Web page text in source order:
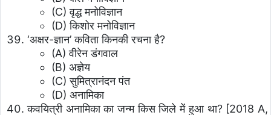
(C) वृद्ध मनोविज्ञान
(D) किशोर मनोविज्ञान
‘अक्षर-ज्ञान’ कविता किनकी रचना है?
(A) वीरेन डंगवाल
(B) अज्ञेय
(C) सुमित्रानंदन पंत
(D) अनामिका
कवयित्री अनामिका का जन्म किस जिले में हुआ था? [2018 A,